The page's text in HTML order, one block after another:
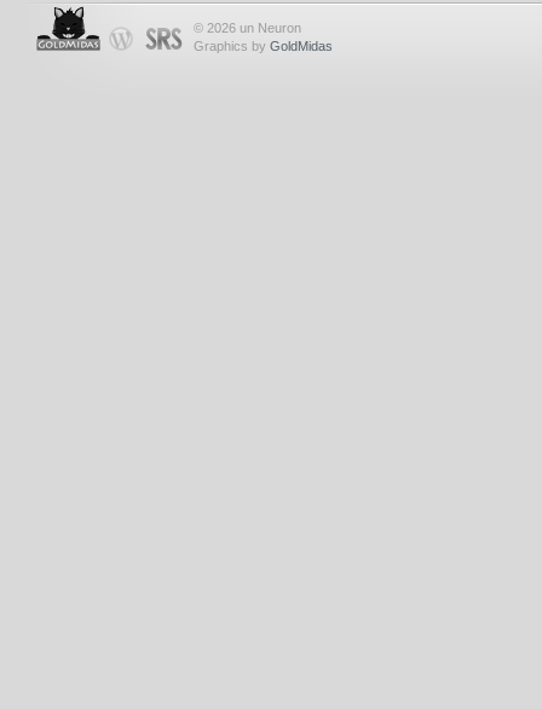
© 2026 un Neuron
Graphics by GoldMidas